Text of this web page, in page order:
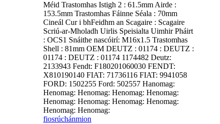
Méid Trastomhas Istigh 2 : 61.5mm Airde :
153.5mm Trastomhas Fáinne Séala : 70mm
Cineál Cur i bhFeidhm an Scagaire : Scagaire
Scriú-ar-Mholadh Uirlis Speisialta Uimhir Pháirt
: OCS1 Snáithe nascóirí: M16x1.5 Trastomhas
Shell : 81mm OEM DEUTZ : 01174 : DEUTZ :
01174 : DEUTZ : 01174 1174482 Deutz:
2133943 Fendt: F180201060030 FENDT:
X810190140 FIAT: 71736116 FIAT: 9941058
FORD: 1502255 Ford: 502557 Hanomag:
Henomag: Henomag: Henomag: Henomag:
Henomag: Henomag: Henomag: Henomag:
Henomag: Henomag:
fiosrúchánmion